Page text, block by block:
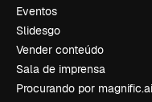
Eventos
Slidesgo
Vender conteúdo
Sala de imprensa
Procurando por